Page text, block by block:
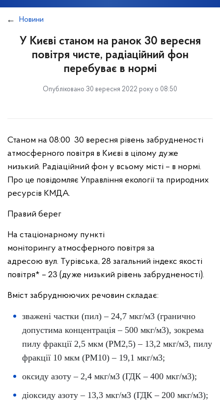
Новини
У Києві станом на ранок 30 вересня
повітря чисте, радіаційний фон
перебуває в нормі
Опубліковано 30 вересня 2022 року о 08:50
Станом на 08:00 30 вересня рівень забрудненості
атмосферного повітря в Києві в цілому дуже
низький. Радіаційний фон у всьому місті – в нормі.
Про це повідомляє Управління екології та природних
ресурсів КМДА.
Правий берег
На стаціонарному пункті
моніторингу атмосферного повітря за
адресою вул. Турівська, 28 загальний індекс якості
повітря* – 23 (дуже низький рівень забрудненості).
Вміст забруднюючих речовин складає:
зважені частки (пил) – 24,7 мкг/м3 (гранично
допустима концентрація – 500 мкг/м3), зокрема
пилу фракції 2,5 мкм (PM2,5) – 13,2 мкг/м3, пилу
фракції 10 мкм (PM10) – 19,1 мкг/м3;
оксиду азоту – 2,4 мкг/м3 (ГДК – 400 мкг/м3);
діоксиду азоту – 13,3 мкг/м3 (ГДК – 200 мкг/м3);